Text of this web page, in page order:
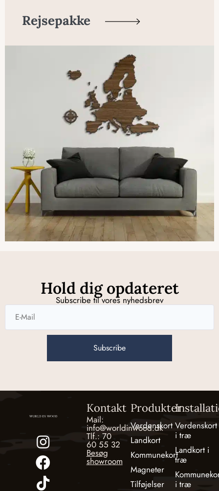
Rejsepakke
Hold dig opdateret
Subscribe til vores nyhedsbrev
Subscribe
Kontakt
Mail:
info@worldinwood.dk
Tlf.: 70
60 55 32
Besøg
showroom
Produkter
Verdenskort
Landkort
Kommunekort
Magneter
Tilføjelser
Verdenskort
i træ
Landkort i
træ
i træ